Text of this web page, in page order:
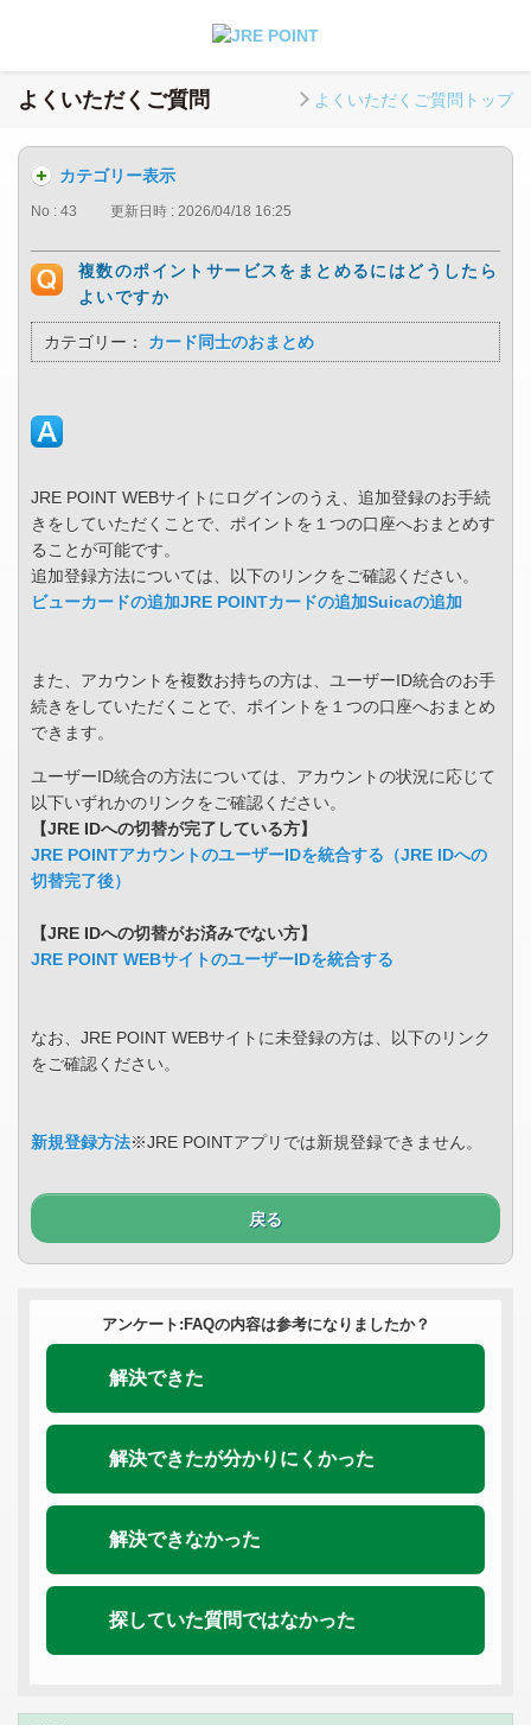
よくいただくご質問 よくいただくご質問トップ
カテゴリー表示
No : 43 更新日時 : 2026/04/18 16:25
複数のポイントサービスをまとめるにはどうしたら
よいですか
カテゴリー： カード同士のおまとめ
JRE POINT WEBサイトにログインのうえ、追加登録のお手続
きをしていただくことで、ポイントを１つの口座へおまとめす
ることが可能です。
追加登録方法については、以下のリンクをご確認ください。
ビューカードの追加JRE POINTカードの追加Suicaの追加
また、アカウントを複数お持ちの方は、ユーザーID統合のお手
続きをしていただくことで、ポイントを１つの口座へおまとめ
できます。
ユーザーID統合の方法については、アカウントの状況に応じて
以下いずれかのリンクをご確認ください。
【JRE IDへの切替が完了している方】
JRE POINTアカウントのユーザーIDを統合する（JRE IDへの
切替完了後）
【JRE IDへの切替がお済みでない方】
JRE POINT WEBサイトのユーザーIDを統合する
なお、JRE POINT WEBサイトに未登録の方は、以下のリンク
をご確認ください。
新規登録方法※JRE POINTアプリでは新規登録できません。
戻る
アンケート:FAQの内容は参考になりましたか？
解決できた
解決できたが分かりにくかった
解決できなかった
探していた質問ではなかった